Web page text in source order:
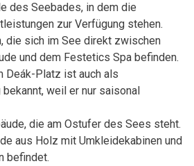
des Seebades, in dem die
zur Verfügung stehen.
die sich im See direkt zwischen
und dem Festetics Spa befinden.
Deák-Platz ist auch als
weil er nur saisonal
die am Ostufer des Sees steht.
aus Holz mit Umkleidekabinen und
befindet.